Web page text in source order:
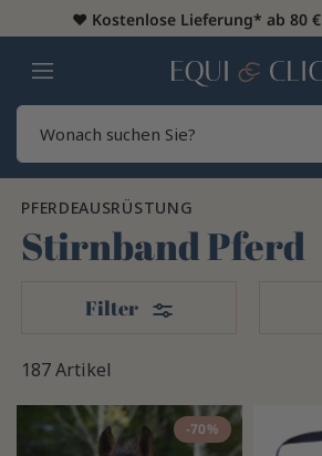
♥️ Kostenlose Lieferung* ab 80
Heim
PFERDEAUSRÜSTUNG
Stirnband Pferd
187 Artikel
Filter Filter
-70%